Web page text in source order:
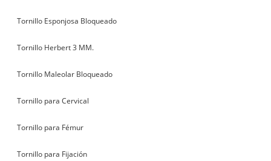
Tornillo Esponjosa Bloqueado
Tornillo Herbert 3 MM.
Tornillo Maleolar Bloqueado
Tornillo para Cervical
Tornillo para Fémur
Tornillo para Fijación